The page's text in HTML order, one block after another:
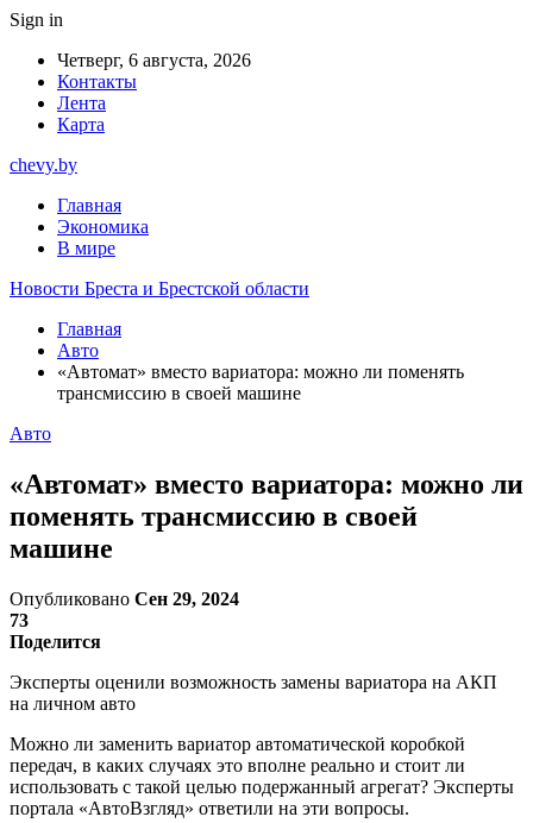
Sign in
Четверг, 6 августа, 2026
Контакты
Лента
Карта
chevy.by
Главная
Экономика
В мире
Новости Бреста и Брестской области
Главная
Авто
«Автомат» вместо вариатора: можно ли поменять
трансмиссию в своей машине
Авто
«Автомат» вместо вариатора: можно ли
поменять трансмиссию в своей
машине
Опубликовано Сен 29, 2024
73
Поделится
Эксперты оценили возможность замены вариатора на АКП
на личном авто
Можно ли заменить вариатор автоматической коробкой
передач, в каких случаях это вполне реально и стоит ли
использовать с такой целью подержанный агрегат? Эксперты
портала «АвтоВзгляд» ответили на эти вопросы.